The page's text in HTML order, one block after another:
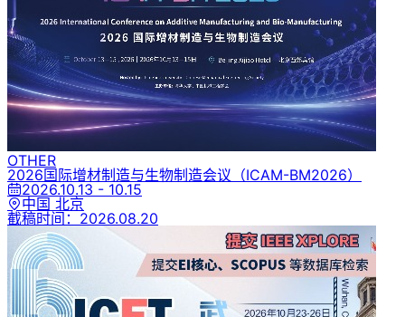
OTHER
2026国际增材制造与生物制造会议 （ICAM-BM2026）
2026.10.13 - 10.15
中国 北京
截稿时间： 2026.08.20